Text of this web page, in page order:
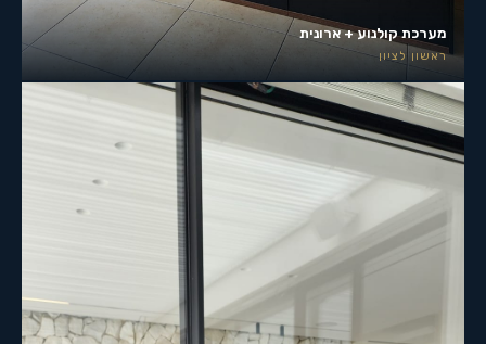
מערכת קולנוע + ארונית
ראשון לציון